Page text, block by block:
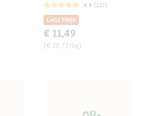
4.8 (227)
LAGE PRIJS
€ 11,49
(€ 28,72/kg)